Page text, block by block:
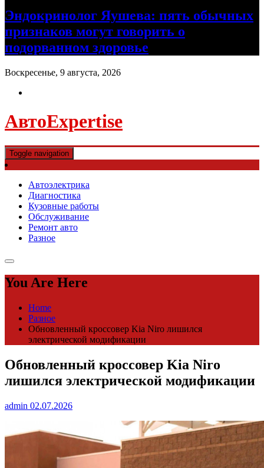
Эндокринолог Яушева: пять обычных
признаков могут говорить о
подорванном здоровье
Воскресенье, 9 августа, 2026
АвтоExpertise
Toggle navigation
Автоэлектрика
Диагностика
Кузовные работы
Обслуживание
Ремонт авто
Разное
You Are Here
Home
Разное
Обновленный кроссовер Kia Niro лишился
электрической модификации
Обновленный кроссовер Kia Niro
лишился электрической модификации
admin 02.07.2026